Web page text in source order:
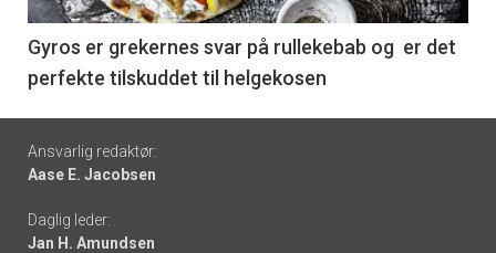
6
Gyros er grekernes svar på rullekebab og er det
perfekte tilskuddet til helgekosen
Footer
-
links
Ansvarlig redaktør:
Aase E. Jacobsen
Daglig leder:
Jan H. Amundsen